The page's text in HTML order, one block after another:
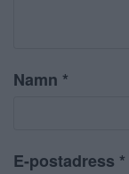
Namn *
E-postadress *